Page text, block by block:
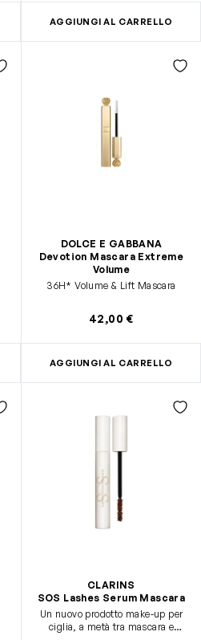
AGGIUNGI AL CARRELLO
DOLCE E GABBANA
Devotion Mascara Extreme
Volume
36H* Volume & Lift Mascara
42,00 €
AGGIUNGI AL CARRELLO
CLARINS
SOS Lashes Serum Mascara
Un nuovo prodotto make-up per
ciglia, a metà tra mascara e